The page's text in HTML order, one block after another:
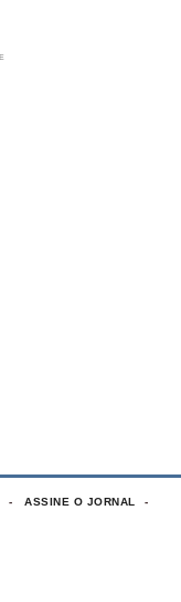
ASSINE O JORNAL